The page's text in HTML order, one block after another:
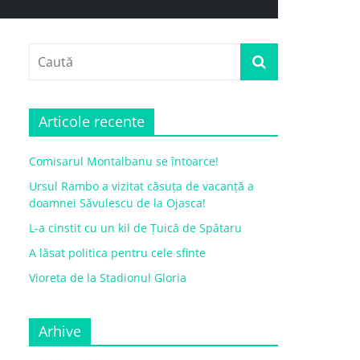
Articole recente
Comisarul Montalbanu se întoarce!
Ursul Rambo a vizitat căsuța de vacanță a
doamnei Săvulescu de la Ojasca!
L-a cinstit cu un kil de Țuică de Spătaru
A lăsat politica pentru cele sfinte
Vioreta de la Stadionul Gloria
Arhive